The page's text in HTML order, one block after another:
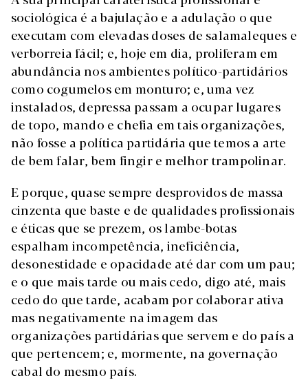
sociológica é a bajulação e a adulação o que
executam com elevadas doses de salamaleques e
verborreia fácil; e, hoje em dia, proliferam em
abundância nos ambientes político-partidários
como cogumelos em monturo; e, uma vez
instalados, depressa passam a ocupar lugares
de topo, mando e chefia em tais organizações,
não fosse a política partidária que temos a arte
de bem falar, bem fingir e melhor trampolinar.
E porque, quase sempre desprovidos de massa
cinzenta que baste e de qualidades profissionais
e éticas que se prezem, os lambe-botas
espalham incompetência, ineficiência,
desonestidade e opacidade até dar com um pau;
e o que mais tarde ou mais cedo, digo até, mais
cedo do que tarde, acabam por colaborar ativa
mas negativamente na imagem das
organizações partidárias que servem e do país a
que pertencem; e, mormente, na governação
cabal do mesmo país.